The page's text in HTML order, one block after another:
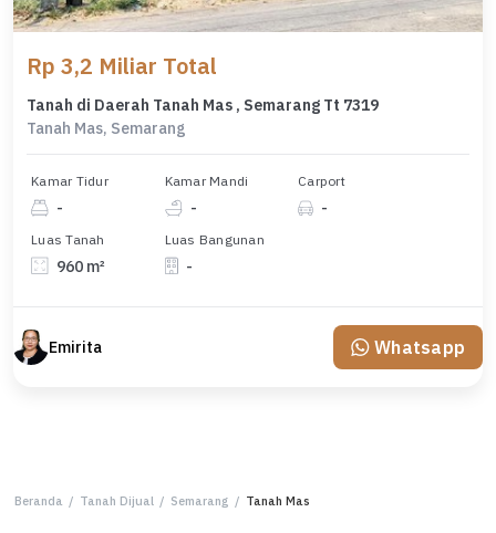
Rp 3,2 Miliar Total
Tanah di Daerah Tanah Mas , Semarang Tt 7319
Tanah Mas, Semarang
Kamar Tidur
-
Kamar Mandi
-
Carport
-
Luas Tanah
960 m²
Luas Bangunan
-
Emirita Whatsapp
Beranda / Tanah Dijual / Semarang / Tanah Mas